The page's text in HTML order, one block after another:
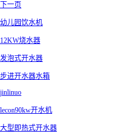
下一页
幼儿园饮水机
12KW烧水器
发泡式开水器
步进开水器水箱
jinlinuo
lecon90kw开水机
大型即热式开水器